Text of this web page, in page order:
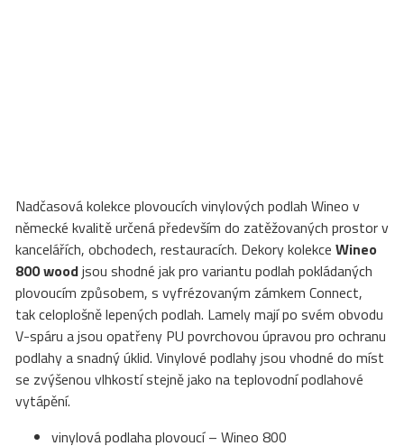
Nadčasová kolekce plovoucích vinylových podlah Wineo v
německé kvalitě určená především do zatěžovaných prostor v
kancelářích, obchodech, restauracích. Dekory kolekce Wineo
800woodjsou shodné jak pro variantu podlah pokládaných
plovoucím způsobem, s vyfrézovaným zámkem Connect,
tak celoplošně lepených podlah. Lamely mají po svém obvodu
V-spáru a jsou opatřeny PU povrchovou úpravou pro ochranu
podlahy a snadný úklid. Vinylové podlahy jsou vhodné do míst
se zvýšenou vlhkostí stejně jako na teplovodní podlahové
vytápění.
vinylová podlaha plovoucí – Wineo 800